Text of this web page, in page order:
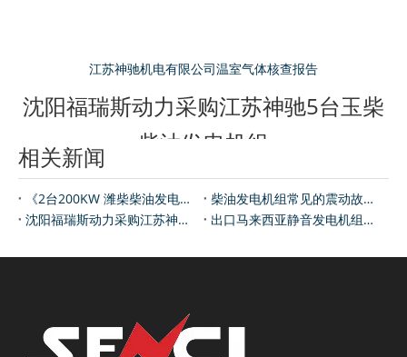
江苏神驰机电有限公司温室气体核查报告
沈阳福瑞斯动力采购江苏神驰5台玉柴
柴油发电机组
浏览数量： 60
来源：
神驰发电机
["wechat","weibo","qzone","douban","email"]
2022年沈阳福瑞斯动力设备有限公司一次性采购江苏神驰机电有
相关新闻
《2台200KW 潍柴柴油发电机组成功交付某人防工程项目》
柴油发电机组常见的震动故障原因解析
沈阳福瑞斯动力采购江苏神驰5台玉柴柴油发电机组
出口马来西亚静音发电机组整装待发